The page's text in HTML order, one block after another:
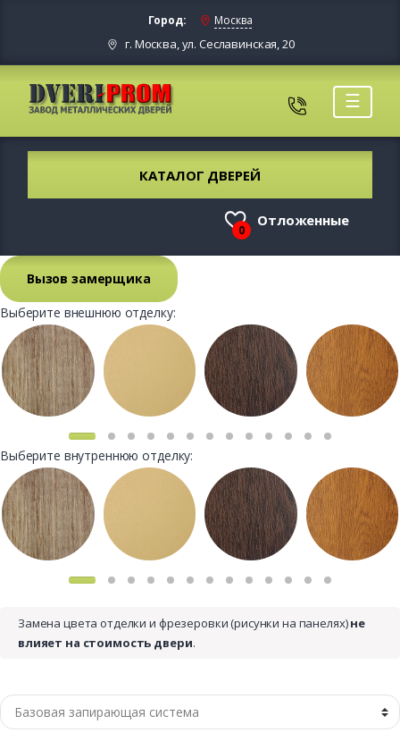
Город: Москва
г. Москва, ул. Сеславинская, 20
☰
КАТАЛОГ ДВЕРЕЙ
0
Отложенные
Вызов замерщика
Выберите внешнюю отделку:
Выберите внутреннюю отделку:
Замена цвета отделки и фрезеровки (рисунки на панелях)не
влияет на стоимость двери.